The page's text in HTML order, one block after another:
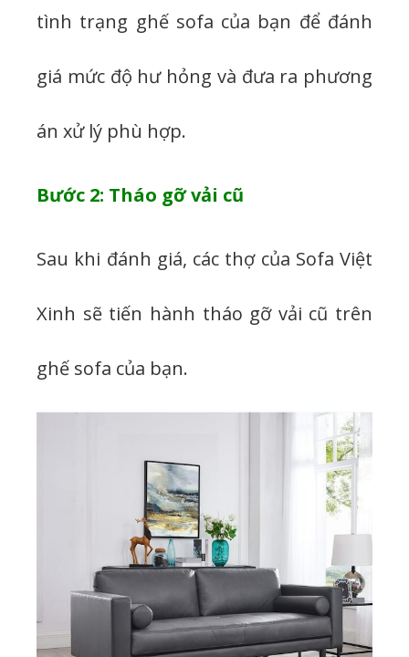
tình trạng ghế sofa của bạn để đánh
giá mức độ hư hỏng và đưa ra phương
án xử lý phù hợp.
Bước 2: Tháo gỡ vải cũ
Sau khi đánh giá, các thợ của Sofa Việt
Xinh sẽ tiến hành tháo gỡ vải cũ trên
ghế sofa của bạn.